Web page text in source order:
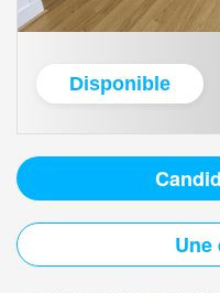
Disponible
Une